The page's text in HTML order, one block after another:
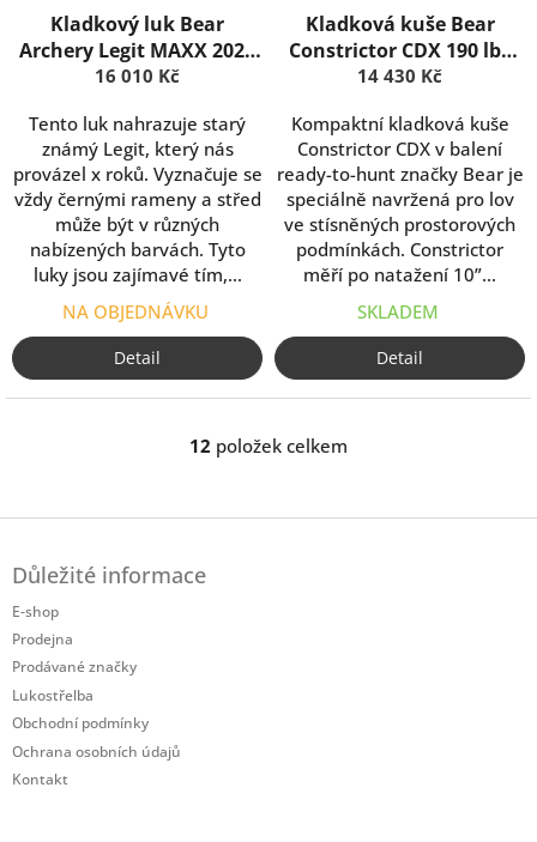
Kladkový luk Bear
Archery Legit MAXX 2025
Package
16 010 Kč
Tento luk nahrazuje starý
známý Legit, který nás
provázel x roků. Vyznačuje se
vždy černými rameny a střed
může být v různých
nabízených barvách. Tyto
luky jsou zajímavé tím,...
NA OBJEDNÁVKU
Detail
Kladková kuše Bear
Constrictor CDX 190 lbs
410 Fps
14 430 Kč
Kompaktní kladková kuše
Constrictor CDX v balení
ready-to-hunt značky Bear je
speciálně navržená pro lov
ve stísněných prostorových
podmínkách. Constrictor
měří po natažení 10”...
SKLADEM
Detail
O
á
12 položek celkem
Z
Důležité informace
E-shop
Prodejna
Prodávané značky
Lukostřelba
Obchodní podmínky
Ochrana osobních údajů
Kontakt